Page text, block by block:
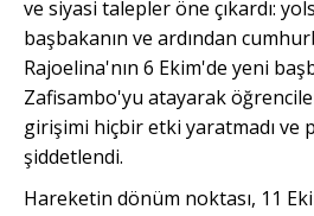
ve siyasi talepler öne çıkardı:
başbakanın ve ardından
Rajoelina'nın 6 Ekim'de yeni
Zafisambo'yu atayarak
girişimi hiçbir etki yaratmadı ve
şiddetlendi.
Hareketin dönüm noktası, 11